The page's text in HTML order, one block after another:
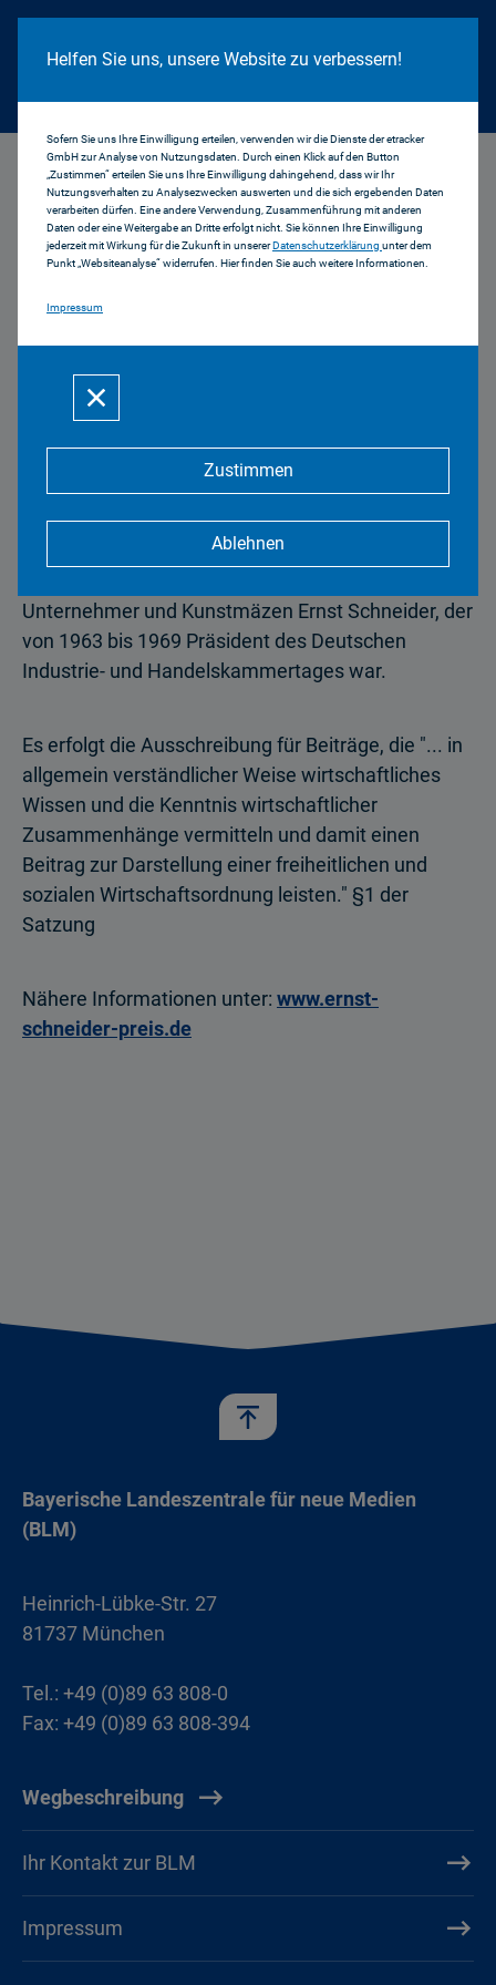
Cookie Hinweis
Helfen Sie uns, unsere Website zu verbessern!
Sofern Sie uns Ihre Einwilligung erteilen, verwenden wir die Dienste der etracker
GmbH zur Analyse von Nutzungsdaten. Durch einen Klick auf den Button
„Zustimmen“ erteilen Sie uns Ihre Einwilligung dahingehend, dass wir Ihr
Nutzungsverhalten zu Analysezwecken auswerten und die sich ergebenden Daten
verarbeiten dürfen. Eine andere Verwendung, Zusammenführung mit anderen
Daten oder eine Weitergabe an Dritte erfolgt nicht. Sie können Ihre Einwilligung
jederzeit mit Wirkung für die Zukunft in unsererDatenschutzerklärung unter dem
Punkt „Websiteanalyse“ widerrufen. Hier finden Sie auch weitere Informationen.
Impressum
Zustimmen
Ablehnen
Aktuell
Ausschreibung Ernst-
Schneider-Preis 2012
05.12.2011 | 03 2011
Wir weisen Sie auf die Ausschreibung des Ernst-
Schneider-Preises 2012 hin.
Der Ernst-Schneider-Preis ist der Journalistenpreis
Unternehmer und Kunstmäzen Ernst Schneider, der
von 1963 bis 1969 Präsident des Deutschen
Industrie- und Handelskammertages war.
Es erfolgt die Ausschreibung für Beiträge, die "... in
allgemein verständlicher Weise wirtschaftliches
Wissen und die Kenntnis wirtschaftlicher
Zusammenhänge vermitteln und damit einen
Beitrag zur Darstellung einer freiheitlichen und
sozialen Wirtschaftsordnung leisten." §1 der
Satzung
Nähere Informationen unter: www.ernst-
schneider-preis.de
Bayerische Landeszentrale für neue Medien
(BLM)
Heinrich-Lübke-Str. 27
81737 München
Tel.: +49 (0)89 63 808-0
Fax: +49 (0)89 63 808-394
Wegbeschreibung
Ihr Kontakt zur BLM
Impressum